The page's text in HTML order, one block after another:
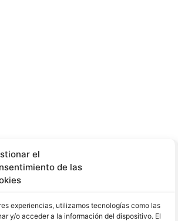
el
de las
experiencias, utilizamos tecnologías como las
y/o acceder a la información del dispositivo. El